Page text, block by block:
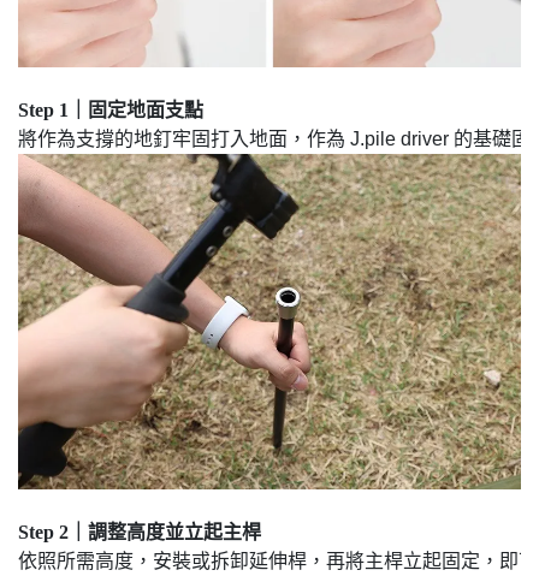
Step 1｜固定地面支點
Step 2｜調整高度並立起主桿